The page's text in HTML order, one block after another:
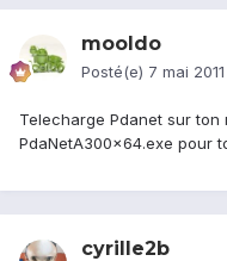
mooldo
Posté(e) 7 mai 2011
Telecharge Pdanet sur ton
PdaNetA300x64.exe pour
cyrille2b